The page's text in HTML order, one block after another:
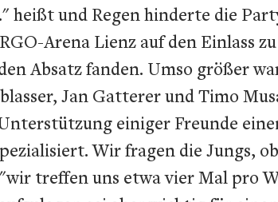
und Regen hinderte die
Arena Lienz auf den Einlass
Absatz fanden. Umso größer
Jan Gatterer und Timo
einiger Freunde
Wir fragen die Jungs,
treffen uns etwa vier Mal pro